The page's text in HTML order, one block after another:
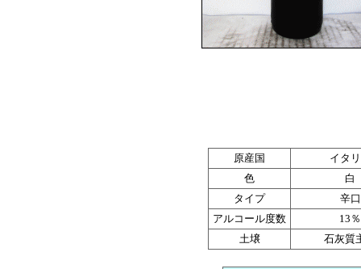
原産国
イタ
色
白
タイプ
辛口
アルコール度数
13％
土壌
石灰質